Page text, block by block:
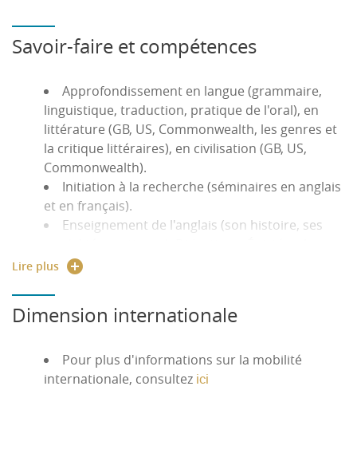
cours de langue, de littérature et de civilisation
anglaises, de didactique de l'anglais, de formation
assuré conjointement par des enseignants de
l'université et de l'INSPE ; ils assurent le suivi des
stages, qui sont organisés par le rectorat de
l'académie
Possibilité VAPP - VAE,
Possibilité de valider un ou des blocs de
compétences ou équivalences en accord avec les
Savoir-faire et compétences
Approfondissement en langue (grammaire,
linguistique, traduction, pratique de l'oral), en
littérature (GB, US, Commonwealth, les genres et
la critique littéraires), en civilisation (GB, US,
Commonwealth).
Initiation à la recherche (séminaires en anglais
et en français).
Enseignement de l'anglais (son histoire, ses
Connaissance du système scolaire.
éducative.
Lire plus
Dimension internationale
Pour plus d'informations sur la mobilité
internationale, consultez ici